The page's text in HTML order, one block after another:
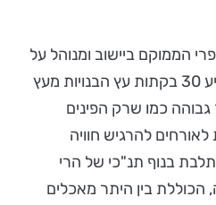
הממוקם ביישוב ומנוהל על
ידי חברי הקהילה. הוא מציע 30 בקתות עץ הבנויות מעץ
גבוהה כמו שרק הפינים
להרגיש חוויה
בנוף תנ"כי של הרי
הכוללת בין היתר מאכלים